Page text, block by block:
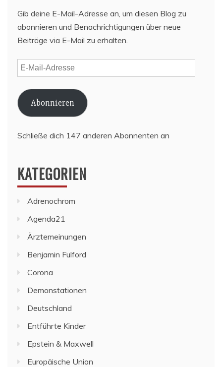
Gib deine E-Mail-Adresse an, um diesen Blog zu
abonnieren und Benachrichtigungen über neue
Beiträge via E-Mail zu erhalten.
E-
Mail-
Adresse
Abonnieren
Schließe dich 147 anderen Abonnenten an
KATEGORIEN
Adrenochrom
Agenda21
Ärztemeinungen
Benjamin Fulford
Corona
Demonstationen
Deutschland
Entführte Kinder
Epstein & Maxwell
Europäische Union